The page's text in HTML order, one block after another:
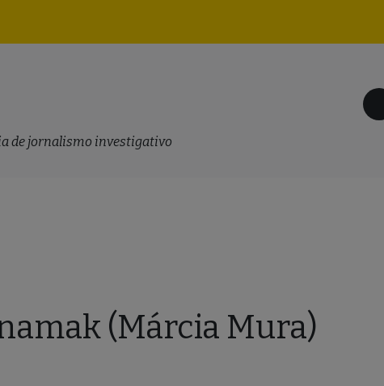
principal
de jornalismo investigativo
(Márcia Mura)